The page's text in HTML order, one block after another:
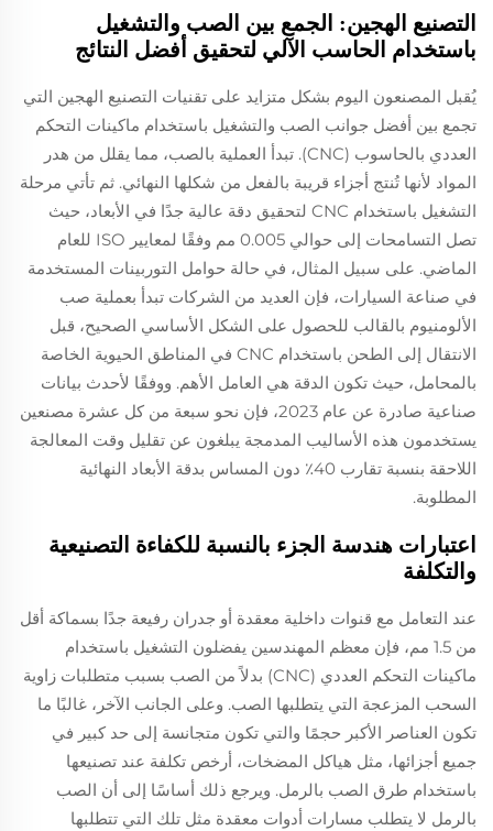
التصنيع الهجين: الجمع بين الصب والتشغيل
باستخدام الحاسب الآلي لتحقيق أفضل النتائج
يُقبل المصنعون اليوم بشكل متزايد على تقنيات التصنيع الهجين التي
تجمع بين أفضل جوانب الصب والتشغيل باستخدام ماكينات التحكم
العددي بالحاسوب (CNC). تبدأ العملية بالصب، مما يقلل من هدر
المواد لأنها تُنتج أجزاء قريبة بالفعل من شكلها النهائي. ثم تأتي مرحلة
التشغيل باستخدام CNC لتحقيق دقة عالية جدًا في الأبعاد، حيث
تصل التسامحات إلى حوالي 0.005 مم وفقًا لمعايير ISO للعام
الماضي. على سبيل المثال، في حالة حوامل التوربينات المستخدمة
في صناعة السيارات، فإن العديد من الشركات تبدأ بعملية صب
الألومنيوم بالقالب للحصول على الشكل الأساسي الصحيح، قبل
الانتقال إلى الطحن باستخدام CNC في المناطق الحيوية الخاصة
بالمحامل، حيث تكون الدقة هي العامل الأهم. ووفقًا لأحدث بيانات
صناعية صادرة عن عام 2023، فإن نحو سبعة من كل عشرة مصنعين
يستخدمون هذه الأساليب المدمجة يبلغون عن تقليل وقت المعالجة
اللاحقة بنسبة تقارب 40٪ دون المساس بدقة الأبعاد النهائية
المطلوبة.
اعتبارات هندسة الجزء بالنسبة للكفاءة التصنيعية
والتكلفة
عند التعامل مع قنوات داخلية معقدة أو جدران رفيعة جدًا بسماكة أقل
من 1.5 مم، فإن معظم المهندسين يفضلون التشغيل باستخدام
ماكينات التحكم العددي (CNC) بدلاً من الصب بسبب متطلبات زاوية
السحب المزعجة التي يتطلبها الصب. وعلى الجانب الآخر، غالبًا ما
تكون العناصر الأكبر حجمًا والتي تكون متجانسة إلى حد كبير في
جميع أجزائها، مثل هياكل المضخات، أرخص تكلفة عند تصنيعها
باستخدام طرق الصب بالرمل. ويرجع ذلك أساسًا إلى أن الصب
بالرمل لا يتطلب مسارات أدوات معقدة مثل تلك التي تتطلبها